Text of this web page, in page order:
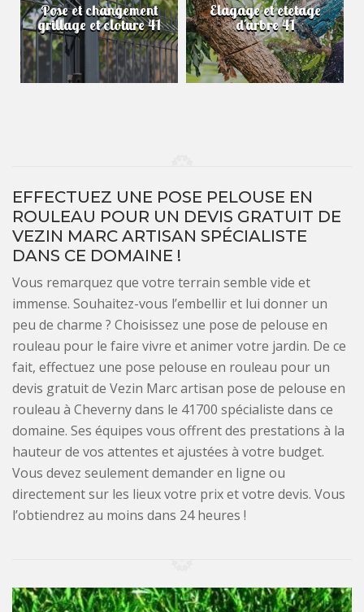
Pose et changement
grillage et cloture 41
Elagage et etetage
d'arbre 41
EFFECTUEZ UNE POSE PELOUSE EN
ROULEAU POUR UN DEVIS GRATUIT DE
VEZIN MARC ARTISAN SPÉCIALISTE
DANS CE DOMAINE !
Vous remarquez que votre terrain semble vide et
immense. Souhaitez-vous l’embellir et lui donner un
peu de charme ? Choisissez une pose de pelouse en
rouleau pour le faire vivre et animer votre jardin. De ce
fait, effectuez une pose pelouse en rouleau pour un
devis gratuit de Vezin Marc artisan pose de pelouse en
rouleau à Cheverny dans le 41700 spécialiste dans ce
domaine. Ses équipes vous offrent des prestations à la
hauteur de vos attentes et ajustées à votre budget.
Vous devez seulement demander en ligne ou
directement sur les lieux votre prix et votre devis. Vous
l’obtiendrez au moins dans 24 heures !